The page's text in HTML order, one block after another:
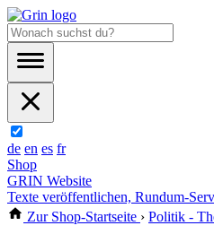
de en es fr
Shop
GRIN Website
Texte veröffentlichen, Rundum-
Zur Shop-Startseite › Politik -